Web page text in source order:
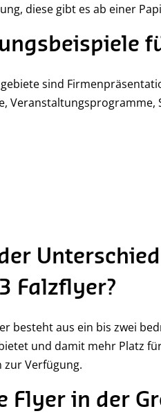
diese gibt es ab einer
sind
Falzflyer?
besteht aus ein bis zwei
und damit mehr Platz
Verfügung.
Flyer in der